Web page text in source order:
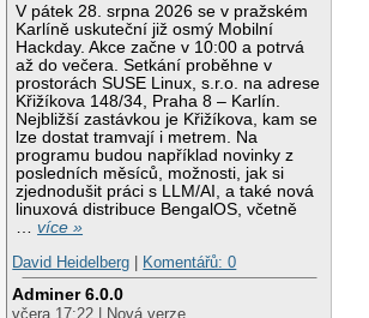
V pátek 28. srpna 2026 se v pražském
Karlíně uskuteční již osmý Mobilní
Hackday. Akce začne v 10:00 a potrvá
až do večera. Setkání proběhne v
prostorách SUSE Linux, s.r.o. na adrese
Křižíkova 148/34, Praha 8 – Karlín.
Nejbližší zastávkou je Křižíkova, kam se
lze dostat tramvají i metrem. Na
programu budou například novinky z
posledních měsíců, možnosti, jak si
zjednodušit práci s LLM/AI, a také nová
linuxová distribuce BengalOS, včetně
…více »
David Heidelberg
Komentářů: 0
Adminer 6.0.0
včera 17:22 | Nová verze